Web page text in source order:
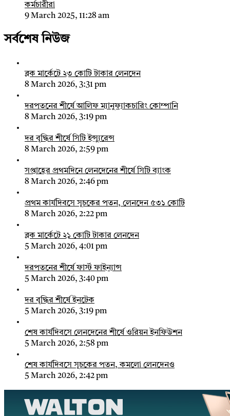
কর্মচারীরা
9 March 2025, 11:28 am
সর্বশেষ নিউজ
ব্লক মার্কেটে ২৩ কোটি টাকার লেনদেন
8 March 2026, 3:31 pm
দরপতনের শীর্ষে আলিফ ম্যানুফ্যাকচারিং কোম্পানি
8 March 2026, 3:19 pm
দর বৃদ্ধির শীর্ষে সিটি ইন্স্যুরেন্স
8 March 2026, 2:59 pm
সপ্তাহের প্রথমদিনে লেনদেনের শীর্ষে সিটি ব্যাংক
8 March 2026, 2:46 pm
প্রথম কার্যদিবসে সূচকের পতন, লেনদেন ৫৩১ কোটি
8 March 2026, 2:22 pm
ব্লক মার্কেটে ২১ কোটি টাকার লেনদেন
5 March 2026, 4:01 pm
দরপতনের শীর্ষে ফার্স্ট ফাইন্যান্স
5 March 2026, 3:40 pm
দর বৃদ্ধির শীর্ষে ইনটেক
5 March 2026, 3:19 pm
শেষ কার্যদিবসে লেনদেনের শীর্ষে ওরিয়ন ইনফিউশন
5 March 2026, 2:58 pm
শেষ কার্যদিবসে সূচকের পতন, কমলো লেনদেনও
5 March 2026, 2:42 pm